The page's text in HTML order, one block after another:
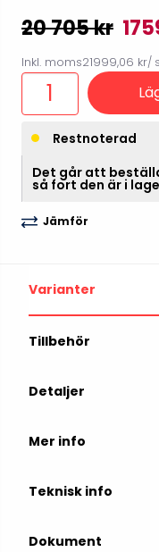
20 705 kr
Inkl. moms21999,06 kr/
Restnoterad
Det går att
så fort den är i
Jämför
Varianter
Tillbehör
Detaljer
Mer info
Teknisk info
Dokument